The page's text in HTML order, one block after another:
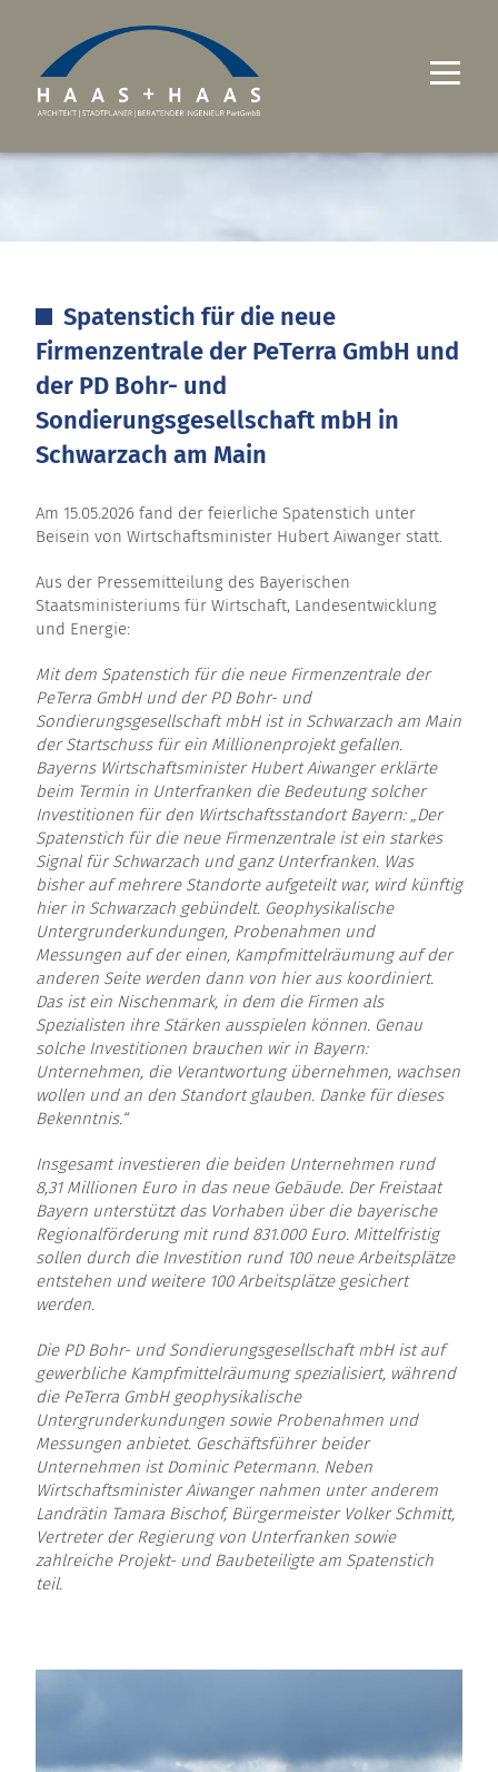
KARRIERE
KONTAKT
Spatenstich für die neue
Firmenzentrale der PeTerra GmbH und
der PD Bohr- und
Sondierungsgesellschaft mbH in
Schwarzach am Main
Am 15.05.2026 fand der feierliche Spatenstich unter
Beisein von Wirtschaftsminister Hubert Aiwanger statt.
Aus der Pressemitteilung des Bayerischen
Staatsministeriums für Wirtschaft, Landesentwicklung
und Energie:
Mit dem Spatenstich für die neue Firmenzentrale der
PeTerra GmbHund derPDBohr- und
SondierungsgesellschaftmbHist in Schwarzach am Main
der Startschuss für ein Millionenprojekt gefallen.
Bayerns Wirtschaftsminister Hubert Aiwanger erklärte
beim Termin in Unterfranken die Bedeutung solcher
Investitionen für den Wirtschaftsstandort Bayern: „Der
Spatenstich für die neue Firmenzentrale ist ein starkes
Signal für Schwarzach und ganz Unterfranken. Was
bisher auf mehrere Standorte aufgeteilt war, wird künftig
hier in Schwarzach gebündelt. Geophysikalische
Untergrunderkundungen, Probenahmen und
Messungen auf der einen, Kampfmittelräumung auf der
anderen Seite werden dann von hier aus koordiniert.
Das ist ein Nischenmark, in dem die Firmen als
Spezialisten ihre Stärken ausspielen können. Genau
solche Investitionen brauchen wir in Bayern:
Unternehmen, die Verantwortung übernehmen, wachsen
wollen und an den Standort glauben. Danke für dieses
Bekenntnis.“
Insgesamt investieren die beiden Unternehmen rund
8,31 Millionen Euro in das neue Gebäude. Der Freistaat
Bayern unterstützt das Vorhaben über die bayerische
Regionalförderung mit rund 831.000 Euro. Mittelfristig
sollen durch die Investition rund 100 neue Arbeitsplätze
entstehen und weitere 100 Arbeitsplätze gesichert
werden.
Die PDBohr- und SondierungsgesellschaftmbHist auf
gewerbliche Kampfmittelräumung spezialisiert, während
die PeTerra GmbHgeophysikalische
Untergrunderkundungen sowie Probenahmen und
Messungen anbietet. Geschäftsführer beider
Unternehmen ist Dominic Petermann. Neben
Wirtschaftsminister Aiwanger nahmen unter anderem
Landrätin Tamara Bischof, Bürgermeister Volker Schmitt,
Vertreter der Regierung von Unterfranken sowie
zahlreiche Projekt- und Baubeteiligte am Spatenstich
teil.